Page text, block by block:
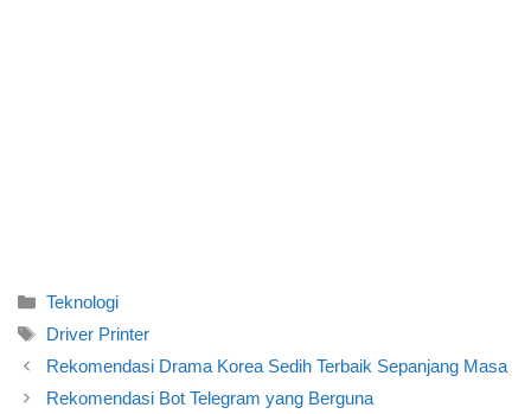
Categories
Teknologi
Tags
Driver Printer
Rekomendasi Drama Korea Sedih Terbaik Sepanjang Masa
Rekomendasi Bot Telegram yang Berguna